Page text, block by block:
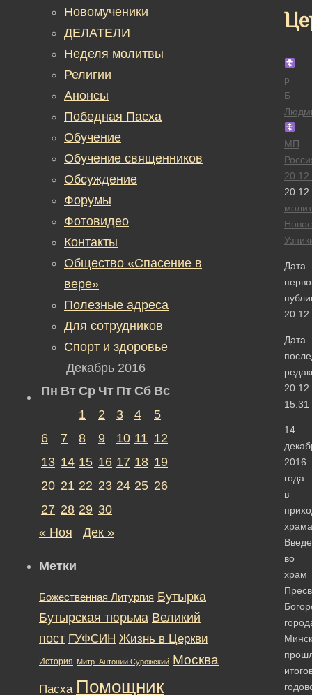
р
Б
МП
Дата
Дата
15:31
14
2016
года
в
храма
во
храм
Новомученики
ДЕЛАТЕЛИ
Неделя молитвы
Религии
Анонсы
Победная Пасха
Обучение
Обучение священников
Обсуждение
Форумы
Фотовидео
Контакты
Общество «Спасение в
вере»
Полезные адреса
Для сотрудников
Спорт и здоровье
Декабрь 2016
Пн Вт Ср Чт Пт Сб Вс
1
2 3 4
5
6
7 8 9 10 11 12
13 14 15 16 17 18 19
20 21 22 23 24 25 26
27 28 29 30
« Ноя
Дек »
Метки
Божественная Литургия Бутырка
Бутырская тюрьма Великий
пост ГУФСИН Жизнь в Церкви
История Митр. Антоний Сурожский Москва
Пасха Помощник